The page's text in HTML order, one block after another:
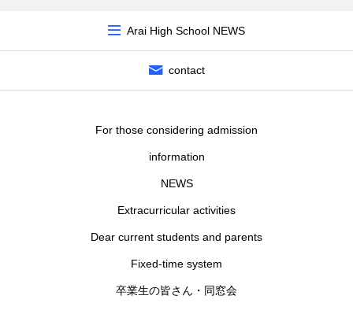
Arai High School NEWS
contact
For those considering admission
information
NEWS
Extracurricular activities
Dear current students and parents
Fixed-time system
卒業生の皆さん・同窓会